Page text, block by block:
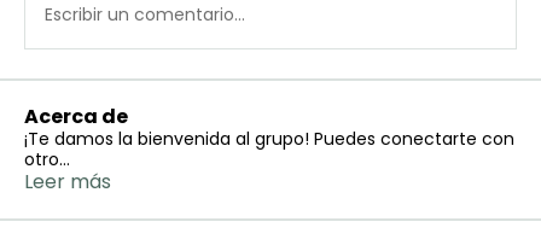
Escribir un comentario...
Acerca de
¡Te damos la bienvenida al grupo! Puedes conectarte con
otro...
Leer más